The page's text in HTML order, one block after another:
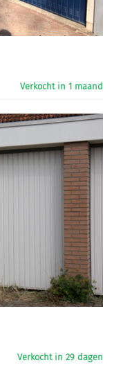
Verkocht in 1 maand
Verkocht in 29 dagen